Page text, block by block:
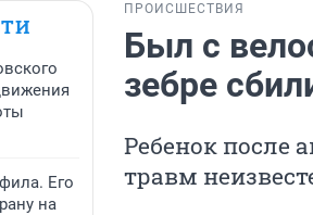
Его
на
ПРОИСШЕСТВИЯ
Был с
зебре
Ребенок после
травм